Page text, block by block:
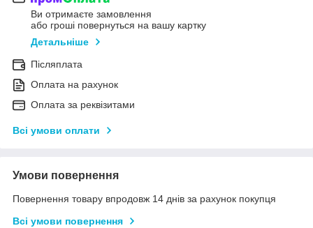
Ви отримаєте замовлення
або гроші повернуться на вашу картку
Детальніше
Післяплата
Оплата на рахунок
Оплата за реквізитами
Всі умови оплати
Умови повернення
Повернення товару впродовж 14 днів за рахунок покупця
Всі умови повернення